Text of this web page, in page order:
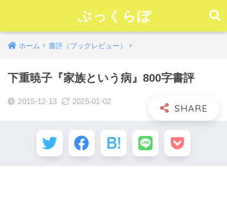
ぶっくらぼ
ホーム 書評（ブックレビュー）
下重暁子『家族という病』800字書評
2015-12-13 2025-01-02